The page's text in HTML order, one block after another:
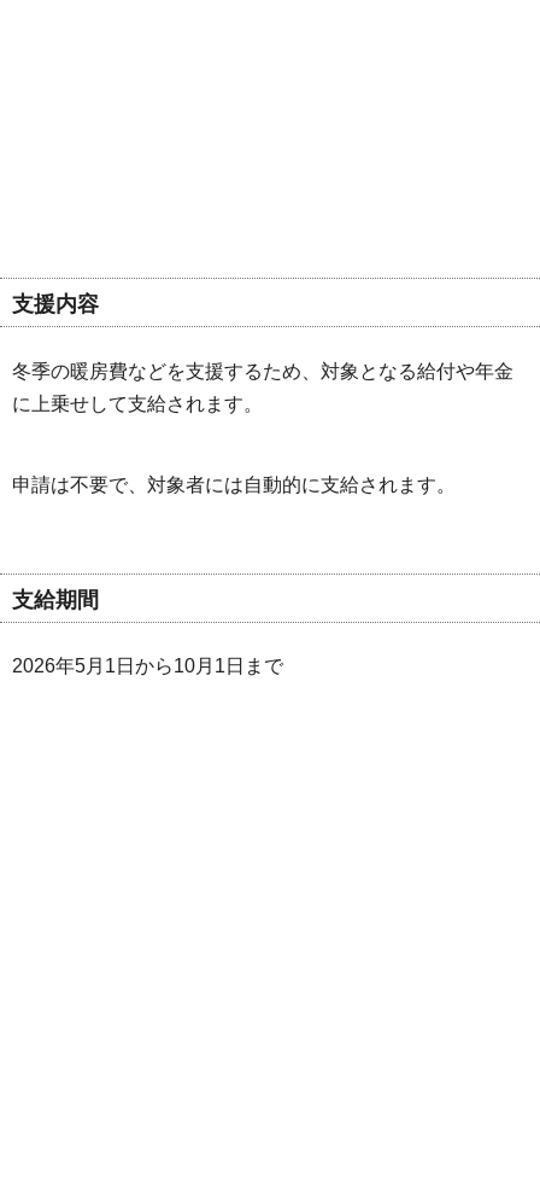
支援内容
冬季の暖房費などを支援するため、対象となる給付や年金
に上乗せして支給されます。
申請は不要で、対象者には自動的に支給されます。
支給期間
2026年5月1日から10月1日まで